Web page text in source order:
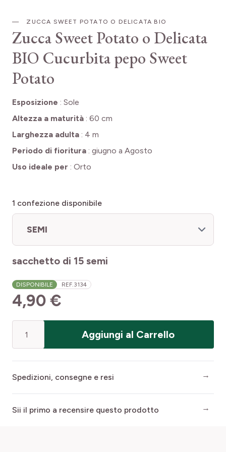
ZUCCA SWEET POTATO O DELICATA BIO
Zucca Sweet Potato o Delicata
BIO Cucurbita pepo Sweet
Potato
Esposizione : Sole
Altezza a maturità : 60 cm
Larghezza adulta : 4 m
Periodo di fioritura : giugno a Agosto
Uso ideale per : Orto
1 confezione disponibile
SEMI
sacchetto di 15 semi
DISPONIBILE REF.3134
4,90 €
Aggiungi al Carrello
Spedizioni, consegne e resi
Sii il primo a recensire questo prodotto